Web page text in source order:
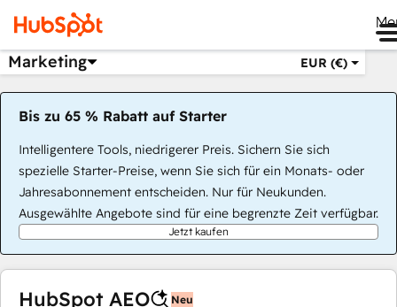
Marketing EUR (€)
Bis zu 65 % Rabatt auf Starter
Intelligentere Tools, niedrigerer Preis. Sichern Sie sich
spezielle Starter-Preise, wenn Sie sich für ein Monats- oder
Jahresabonnement entscheiden. Nur für Neukunden.
Ausgewählte Angebote sind für eine begrenzte Zeit verfügbar.
Jetzt kaufen
HubSpot AEO Neu